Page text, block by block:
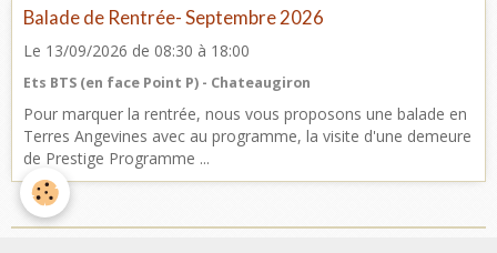
Balade de Rentrée- Septembre 2026
Le 13/09/2026 de 08:30 à 18:00
Ets BTS (en face Point P) - Chateaugiron
Pour marquer la rentrée, nous vous proposons une balade en
Terres Angevines avec au programme, la visite d'une demeure
de Prestige Programme ...